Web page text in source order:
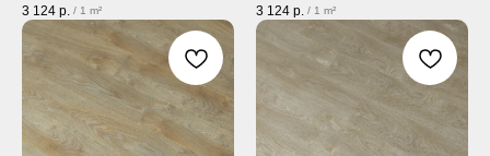
3 124 р. / 1 m² 3 124 р. / 1 m²